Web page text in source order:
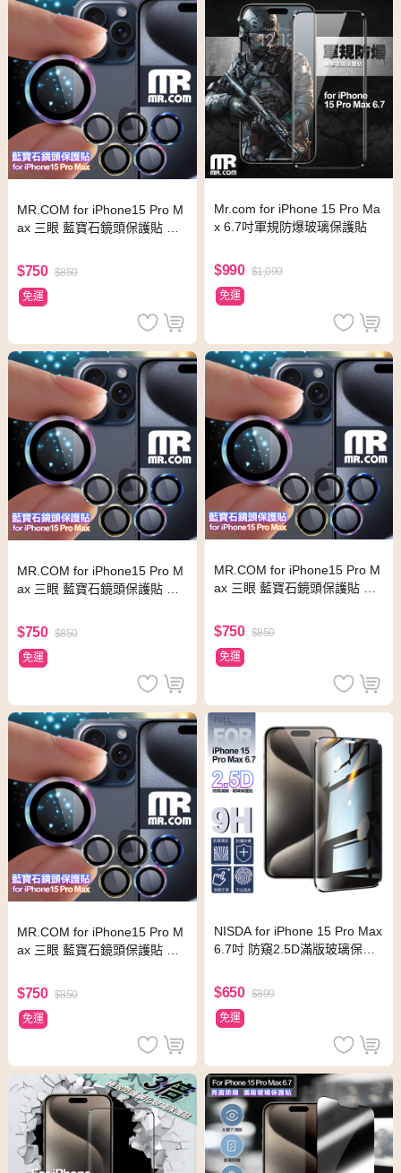
MR.COM for iPhone15 Pro M
ax 三眼 藍寶石鏡頭保護貼 鈦
$750 $850
免運
Mr.com for iPhone 15 Pro Ma
x 6.7吋軍規防爆玻璃保護貼
$990 $1,099
免運
MR.COM for iPhone15 Pro M
ax 三眼 藍寶石鏡頭保護貼 寶
$750 $850
免運
MR.COM for iPhone15 Pro M
ax 三眼 藍寶石鏡頭保護貼 銀
$750 $850
免運
MR.COM for iPhone15 Pro M
ax 三眼 藍寶石鏡頭保護貼 石
$750 $850
免運
NISDA for iPhone 15 Pro Max
6.7吋 防窺2.5D滿版玻璃保護
$650 $899
免運